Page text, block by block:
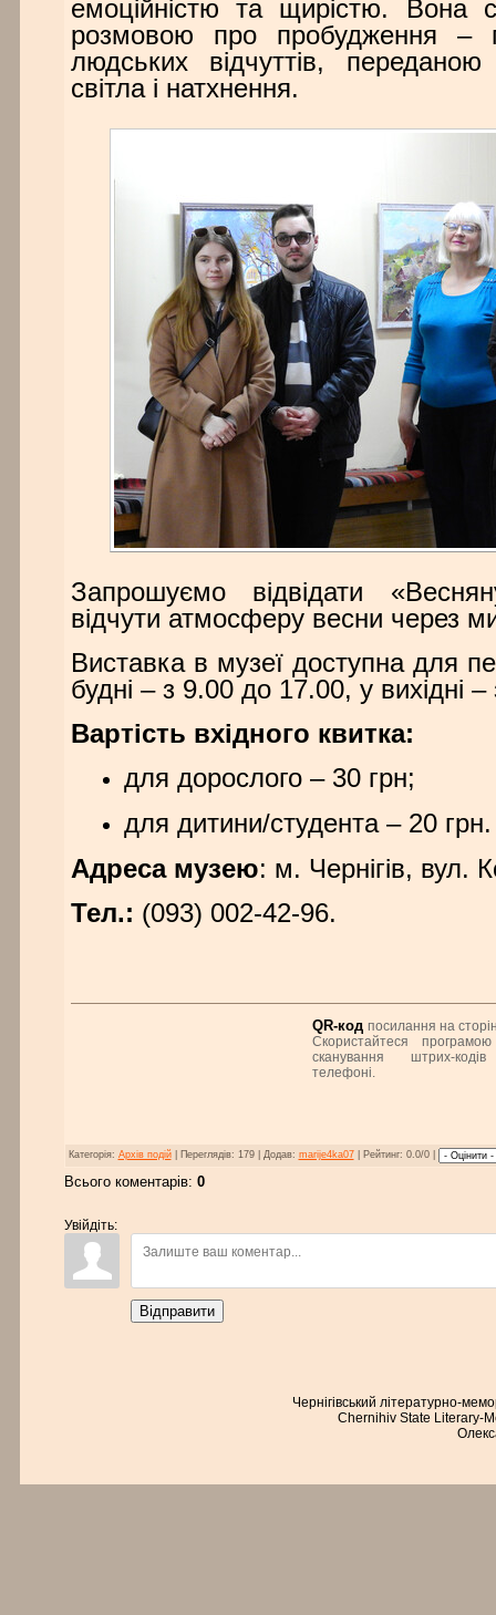
емоційністю та щирістю. Вона
розмовою про пробудження –
людських відчуттів,
світла і натхнення.
Запрошуємо відвідати
відчути атмосферу весни через
Виставка в музеї доступна для
будні – з 9.00 до 17.00, у вихідні
Вартість вхідного квитка:
для дорослого – 30 грн;
для дитини/студента – 20 грн.
Адреса музею: м. Чернігів, вул.
Тел.: (093) 002-42-96.
QR-код посилання на
Скористайтеся
сканування штрих-
телефоні.
Категорія: Архів подій| Переглядів: 179 | Додав: marije4ka07| Рейтинг: 0.0/0 |
Всього коментарів: 0
Увійдіть:
Відправити
Чернігівський літературно-
Chernihiv State Literary-